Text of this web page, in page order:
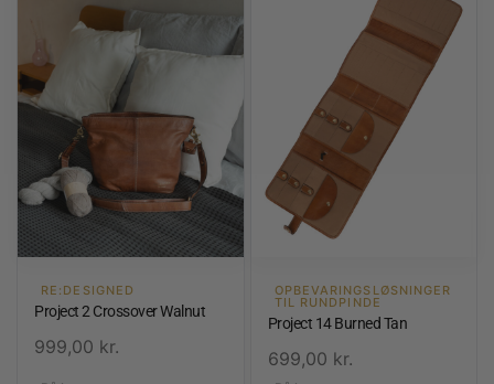
RE:DESIGNED
Project 2 Crossover Walnut
999,00 kr.
OPBEVARINGSLØSNINGER
TIL RUNDPINDE
Project 14 Burned Tan
699,00 kr.